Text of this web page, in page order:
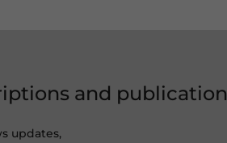
and
updates,